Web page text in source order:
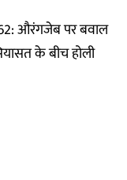
औरंगजेब पर बवाल
के बीच होली